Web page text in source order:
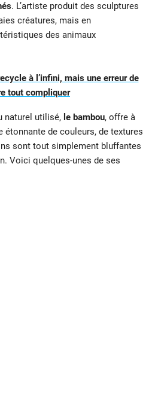
. L’artiste produit des sculptures
créatures, mais en
des animaux
à l’infini, mais une erreur de
tout compliquer
naturel utilisé, le bambou, offre à
étonnante de couleurs, de textures
sont tout simplement bluffantes
Voici quelques-unes de ses